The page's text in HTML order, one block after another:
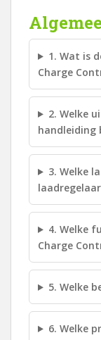
1. Wat is
Charge
2. Welke
handleiding
3. Welke
4. Welke
Charge
5. Welke
6. Welke